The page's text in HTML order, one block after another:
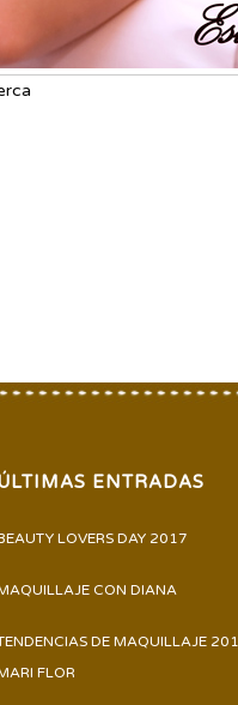
ENTRADAS
LOVERS DAY 2017
CON DIANA
DE MAQUILLAJE
FLOR